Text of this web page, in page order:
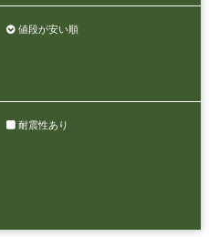
値段が安い順
耐震性あり